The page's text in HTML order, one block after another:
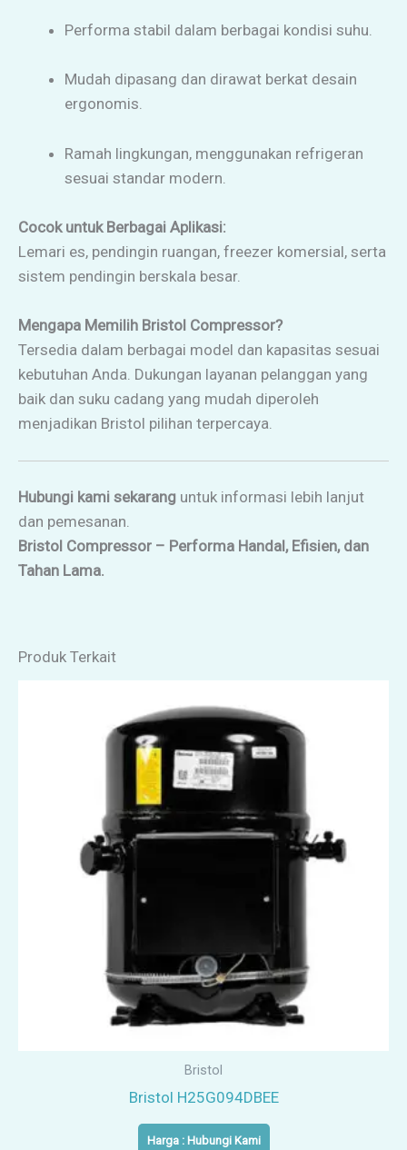
Performa stabil dalam berbagai kondisi suhu.
Mudah dipasang dan dirawat berkat desain
ergonomis.
Ramah lingkungan, menggunakan refrigeran
sesuai standar modern.
Cocok untuk Berbagai Aplikasi:
Lemari es, pendingin ruangan, freezer komersial, serta
sistem pendingin berskala besar.
Mengapa Memilih Bristol Compressor?
Tersedia dalam berbagai model dan kapasitas sesuai
kebutuhan Anda. Dukungan layanan pelanggan yang
baik dan suku cadang yang mudah diperoleh
menjadikan Bristol pilihan terpercaya.
Hubungi kami sekarang untuk informasi lebih lanjut
dan pemesanan.
Bristol Compressor – Performa Handal, Efisien, dan
Tahan Lama.
Produk Terkait
Bristol
Bristol H25G094DBEE
Harga : Hubungi Kami